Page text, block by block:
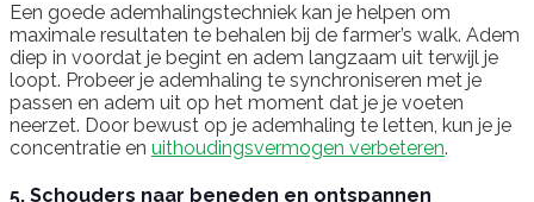
Een goede ademhalingstechniek kan je helpen om
maximale resultaten te behalen bij de farmer’s walk. Adem
diep in voordat je begint en adem langzaam uit terwijl je
loopt. Probeer je ademhaling te synchroniseren met je
passen en adem uit op het moment dat je je voeten
neerzet. Door bewust op je ademhaling te letten, kun je je
concentratie en uithoudingsvermogen verbeteren.
5. Schouders naar beneden en ontspannen